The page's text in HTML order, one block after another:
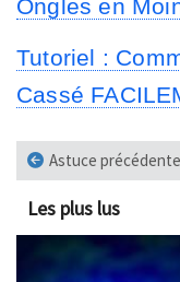
Ongles en
Tutoriel :
Cassé
Astuce précédente
Les plus lus